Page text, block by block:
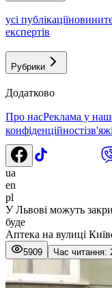
усі публікаціїновини
експертів
Рубрики
Додатково
Про насРеклама у
конфіденційності
ua
en
pl
У Львові можуть
буде
Аптека на вулиці
5909 Час читання: